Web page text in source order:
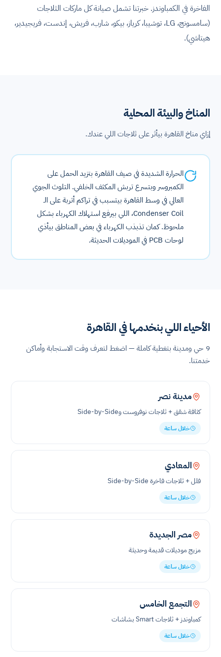
الفاخرة في الكمباوندز. خبرتنا تشمل صيانة كل ماركات الثلاجات
⁨(سامسونج، LG، توشيبا، كرياز، بيكو، شارب، فريش، إندست، فريجيدير،
هيتاشي)⁩.
المناخ والبيئة المحلية
إزاي مناخ القاهرة بيأثر على ثلاجات اللي عندك.
الحرارة الشديدة في صيف القاهرة بتزيد الحمل على
الكمبروسر وبتسرع تربش المكثف الخلفي. التلوث الجوي
العالي في وسط القاهرة بيتسبب في تراكم أتربة على الـ
Condenser Coil، اللي بيرفع استهلاك الكهرباء بشكل
ملحوظ. كمان تذبذب الكهرباء في بعض المناطق بيأذي
لوحات PCB في الموديلات الحديثة.
الأحياء اللي بنخدمها في القاهرة
9 حي ومدينة بتغطية كاملة — اضغط لتعرف وقت الاستجابة وأماكن
خدمتنا.
مدينة نصر
كثافة شقق + ثلاجات نوفروست وSide-by-Side
خلال ساعة
المعادي
فلل + ثلاجات فاخرة Side-by-Side
خلال ساعة
مصر الجديدة
مزيج موديلات قديمة وحديثة
خلال ساعة
التجمع الخامس
كمباوندز + ثلاجات Smart بشاشات
خلال ساعة